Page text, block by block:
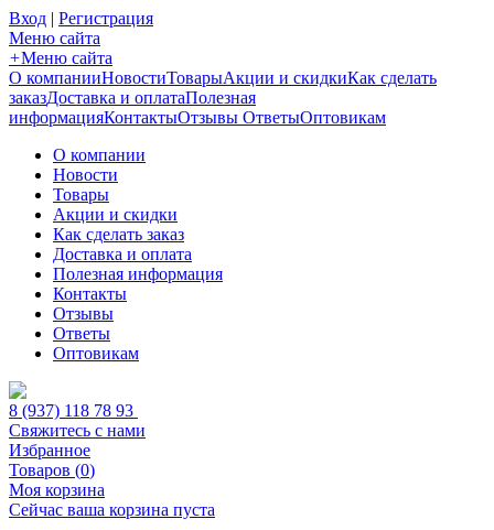
Вход | Регистрация
Меню сайта
+Меню сайта
О компанииНовостиТоварыАкции и скидкиКак сделать
заказДоставка и оплатаПолезная
информацияКонтактыОтзывы ОтветыОптовикам
О компании
Новости
Товары
Акции и скидки
Как сделать заказ
Доставка и оплата
Полезная информация
Контакты
Отзывы
Ответы
Оптовикам
8 (937) 118 78 93
Свяжитесь с нами
Избранное
Товаров (0)
Моя корзина
Сейчас ваша корзина пуста